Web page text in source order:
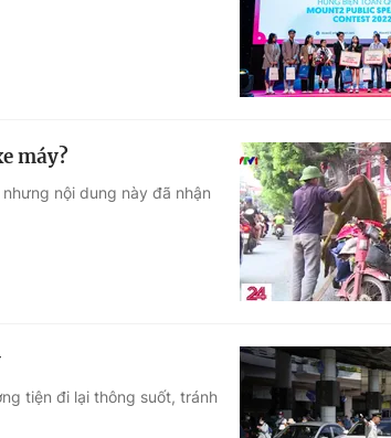
máy?
nội dung này đã nhận
tiện đi lại thông suốt, tránh